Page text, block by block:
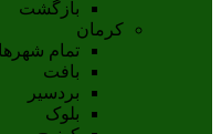
بازگشت
کرمان
تمام شهر‌ها
بافت
بردسیر
بلوک